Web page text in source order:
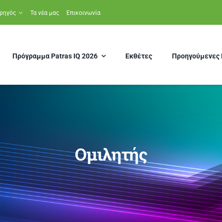
Τα νέα μας Επικοινωνία
Πρόγραμμα Patras IQ 2026 Εκθέτες Προηγούμενες
Ομιλητής